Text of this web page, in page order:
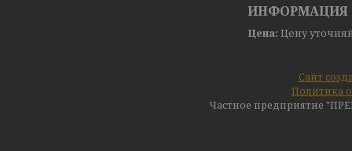
ИНФОРМАЦИЯ
Цена: Цену
Сайт
Политика
Частное предприятие